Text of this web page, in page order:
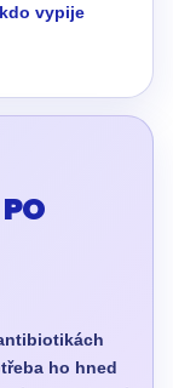
vypije
ho hned